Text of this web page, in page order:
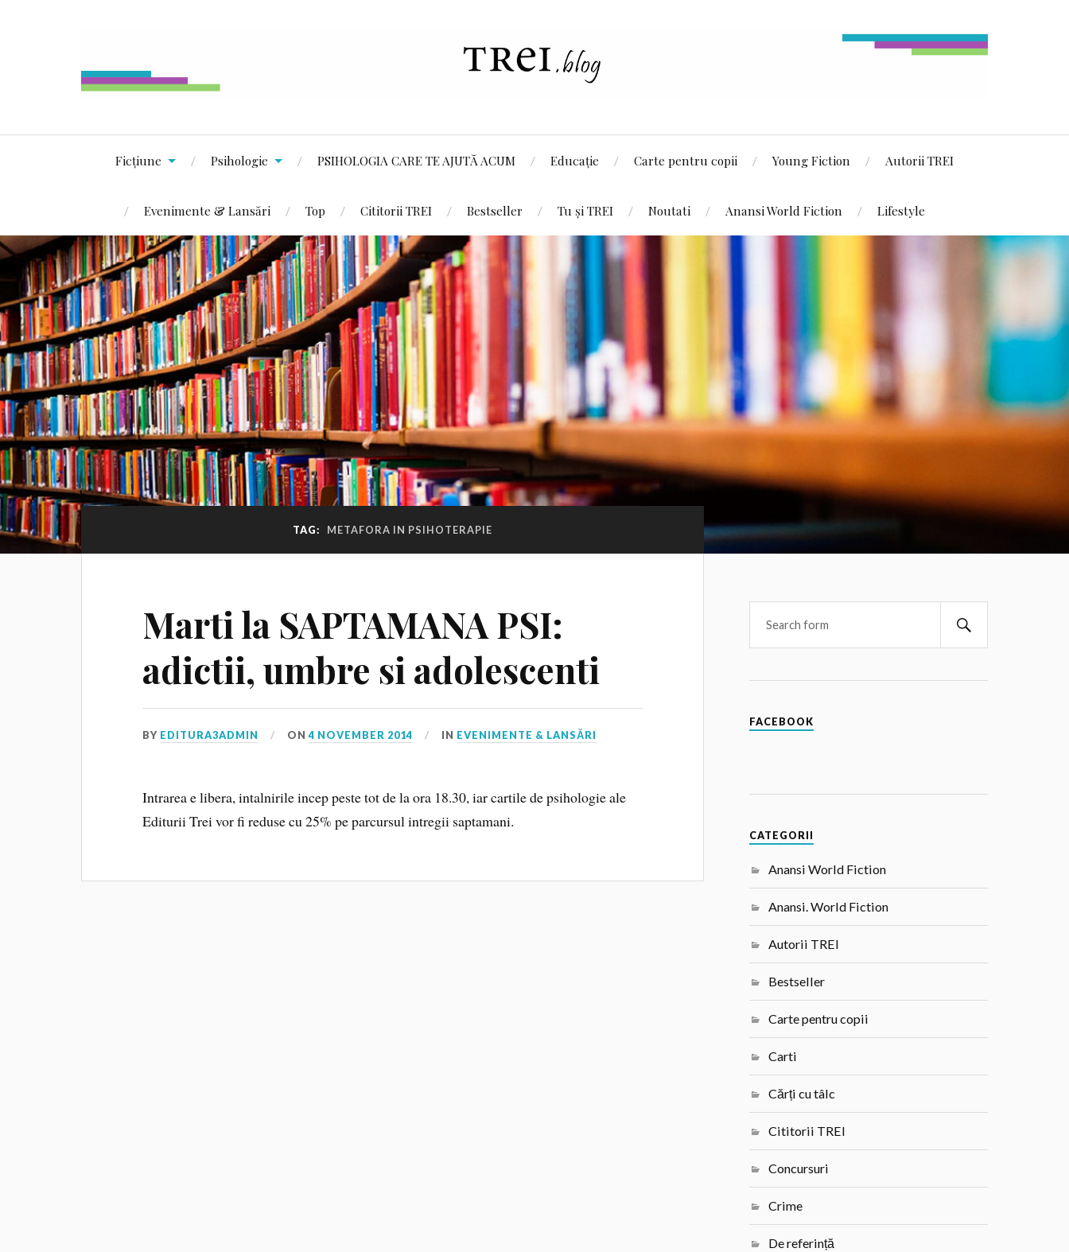
Ficțiune Psihologie PSIHOLOGIA CARE TE AJUTĂ ACUM Educație Carte pentru copii Young Fiction Autorii TREI
Evenimente & Lansări Top Cititorii TREI Bestseller Tu și TREI Noutati Anansi World Fiction Lifestyle
TAG: METAFORA IN PSIHOTERAPIE
Marti la SAPTAMANA PSI:
adictii, umbre si adolescenti
BY EDITURA3ADMIN ON4 NOVEMBER 2014 IN EVENIMENTE & LANSĂRI
Intrarea e libera, intalnirile incep peste tot de la ora 18.30, iar cartile de psihologie ale
Editurii Trei vor fi reduse cu 25% pe parcursul intregii saptamani.
FACEBOOK
CATEGORII
Anansi World Fiction
Anansi. World Fiction
Autorii TREI
Bestseller
Carte pentru copii
Carti
Cărți cu tâlc
Cititorii TREI
Concursuri
Crime
De referință